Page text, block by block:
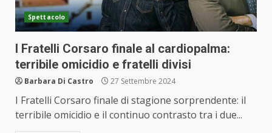
Spettacolo
I Fratelli Corsaro finale al cardiopalma:
terribile omicidio e fratelli divisi
Barbara Di Castro 27 Settembre 2024
I Fratelli Corsaro finale di stagione sorprendente: il
terribile omicidio e il continuo contrasto tra i due...